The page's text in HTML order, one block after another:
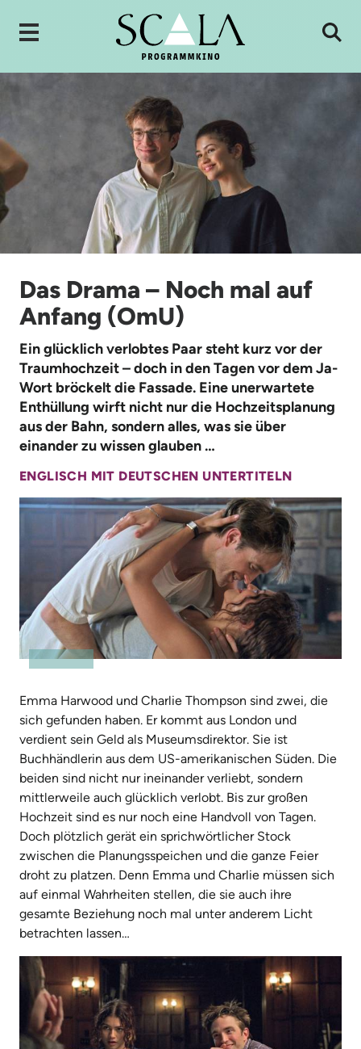
Das Drama – Noch mal auf
Anfang (OmU)
Ein glücklich verlobtes Paar steht kurz vor der
Traumhochzeit – doch in den Tagen vor dem Ja-
Wort bröckelt die Fassade. Eine unerwartete
Enthüllung wirft nicht nur die Hochzeitsplanung
aus der Bahn, sondern alles, was sie über
einander zu wissen glauben …
ENGLISCH MIT DEUTSCHEN UNTERTITELN
Emma Harwood und Charlie Thompson sind zwei, die
sich gefunden haben. Er kommt aus London und
verdient sein Geld als Museumsdirektor. Sie ist
Buchhändlerin aus dem US-amerikanischen Süden. Die
beiden sind nicht nur ineinander verliebt, sondern
mittlerweile auch glücklich verlobt. Bis zur großen
Hochzeit sind es nur noch eine Handvoll von Tagen.
Doch plötzlich gerät ein sprichwörtlicher Stock
zwischen die Planungsspeichen und die ganze Feier
droht zu platzen. Denn Emma und Charlie müssen sich
auf einmal Wahrheiten stellen, die sie auch ihre
gesamte Beziehung noch mal unter anderem Licht
betrachten lassen…